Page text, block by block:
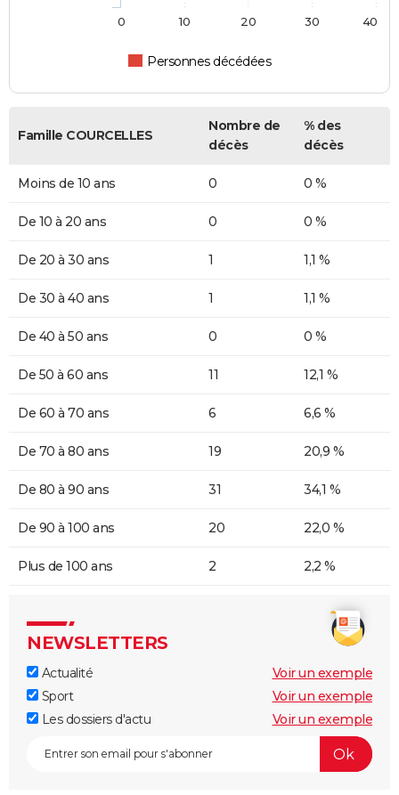
Personnes décédées
0 10 20 30 40
Famille COURCELLES
Nombre de
décès
% des
décès
Moins de 10 ans 0 0 %
De 10 à 20 ans 0 0 %
De 20 à 30 ans 1 1,1 %
De 30 à 40 ans 1 1,1 %
De 40 à 50 ans 0 0 %
De 50 à 60 ans 11 12,1 %
De 60 à 70 ans 6 6,6 %
De 70 à 80 ans 19 20,9 %
De 80 à 90 ans 31 34,1 %
De 90 à 100 ans 20 22,0 %
Plus de 100 ans 2 2,2 %
NEWSLETTERS
Actualité
Voir un exemple
Sport
Voir un exemple
Les dossiers d'actu
Voir un exemple